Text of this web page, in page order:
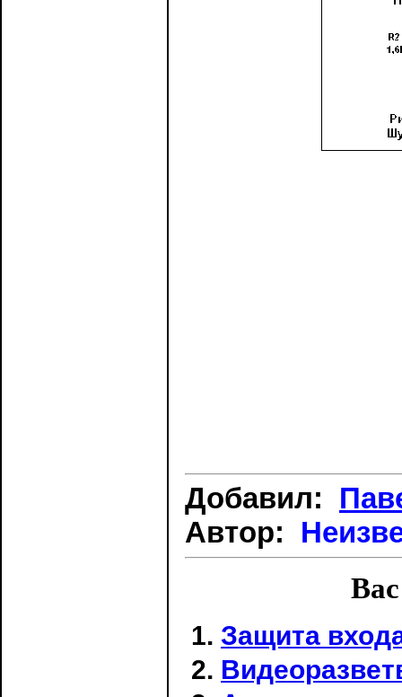
Добавил:
Автор:
Защита